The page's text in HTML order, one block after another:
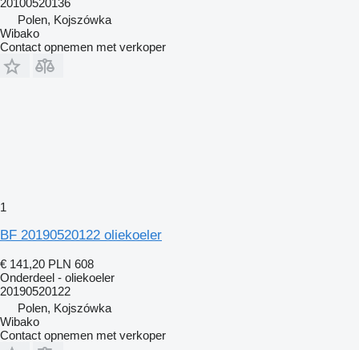
Polen, Kojszówka
Wibako
Contact opnemen met verkoper
1
BF 20190520122 oliekoeler
€ 141,20 PLN 608
Onderdeel - oliekoeler
20190520122
Polen, Kojszówka
Wibako
Contact opnemen met verkoper